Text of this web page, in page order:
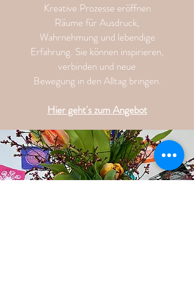
Kreative Prozesse eröffnen
Räume für Ausdruck,
Wahrnehmung und lebendige
Erfahrung. Sie können inspirieren,
verbinden und neue
Bewegung in den Alltag bringen.
Hier geht's zum Angebot